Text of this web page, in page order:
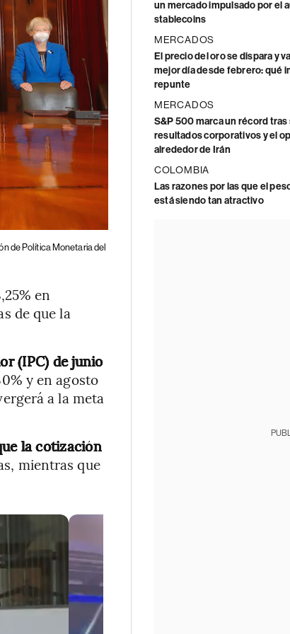
de Política Monetaria del
en
de que la
(IPC) de junio
y en agosto
a la meta
la cotización
mientras que
un mercado impulsado por el
stablecoins
MERCADOS
El precio del oro se dispara y
mejor día desde febrero: qué
repunte
MERCADOS
S&P 500 marca un récord
resultados corporativos y el
alrededor de Irán
COLOMBIA
Las razones por las que el
está siendo tan atractivo